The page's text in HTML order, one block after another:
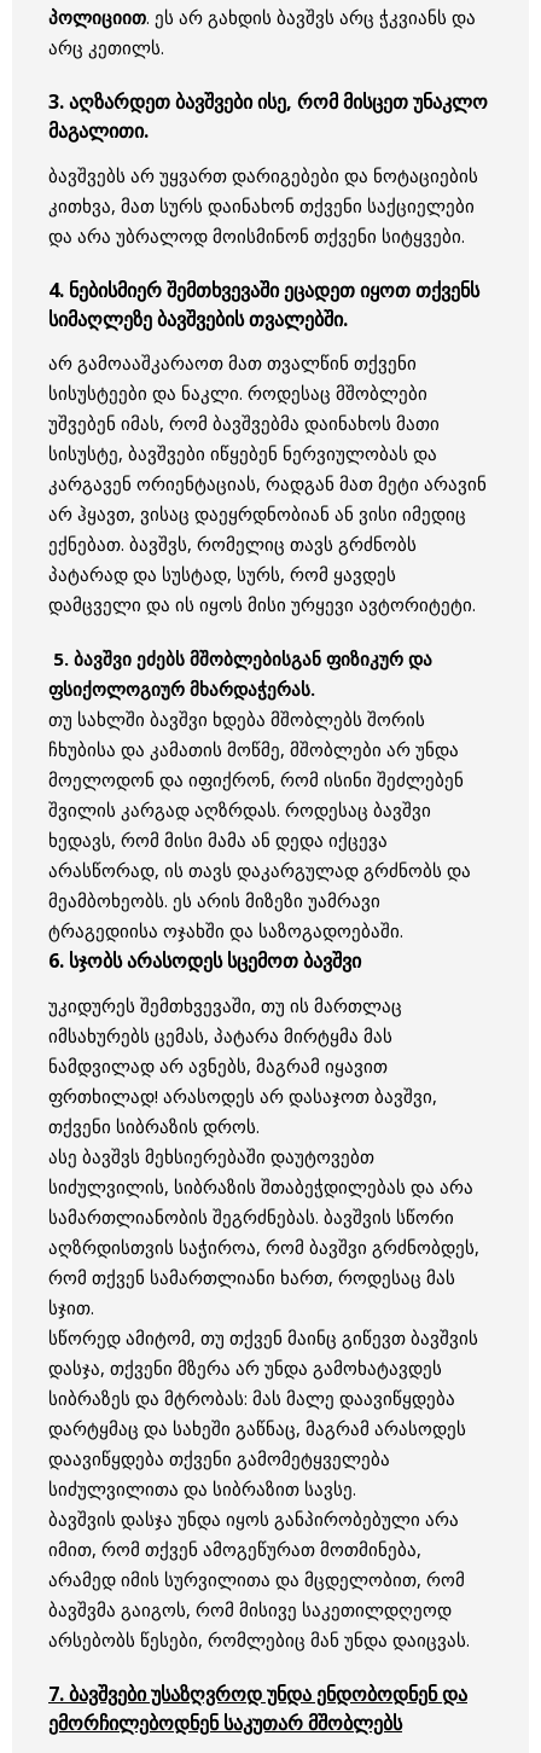
პოლიციით. ეს არ გახდის ბავშვს არც ჭკვიანს და
არც კეთილს.
3. აღზარდეთ ბავშვები ისე, რომ მისცეთ უნაკლო
მაგალითი.
ბავშვებს არ უყვართ დარიგებები და ნოტაციების
კითხვა, მათ სურს დაინახონ თქვენი საქციელები
და არა უბრალოდ მოისმინონ თქვენი სიტყვები.
4. ნებისმიერ შემთხვევაში ეცადეთ იყოთ თქვენს
სიმაღლეზე ბავშვების თვალებში.
არ გამოააშკარაოთ მათ თვალწინ თქვენი
სისუსტეები და ნაკლი. როდესაც მშობლები
უშვებენ იმას, რომ ბავშვებმა დაინახოს მათი
სისუსტე, ბავშვები იწყებენ ნერვიულობას და
კარგავენ ორიენტაციას, რადგან მათ მეტი არავინ
არ ჰყავთ, ვისაც დაეყრდნობიან ან ვისი იმედიც
ექნებათ. ბავშვს, რომელიც თავს გრძნობს
პატარად და სუსტად, სურს, რომ ყავდეს
დამცველი და ის იყოს მისი ურყევი ავტორიტეტი.
5. ბავშვი ეძებს მშობლებისგან ფიზიკურ და
ფსიქოლოგიურ მხარდაჭერას.
თუ სახლში ბავშვი ხდება მშობლებს შორის
ჩხუბისა და კამათის მოწმე, მშობლები არ უნდა
მოელოდონ და იფიქრონ, რომ ისინი შეძლებენ
შვილის კარგად აღზრდას. როდესაც ბავშვი
ხედავს, რომ მისი მამა ან დედა იქცევა
არასწორად, ის თავს დაკარგულად გრძნობს და
მეამბოხეობს. ეს არის მიზეზი უამრავი
ტრაგედიისა ოჯახში და საზოგადოებაში.
6. სჯობს არასოდეს სცემოთ ბავშვი
უკიდურეს შემთხვევაში, თუ ის მართლაც
იმსახურებს ცემას, პატარა მირტყმა მას
ნამდვილად არ ავნებს, მაგრამ იყავით
ფრთხილად! არასოდეს არ დასაჯოთ ბავშვი,
თქვენი სიბრაზის დროს.
ასე ბავშვს მეხსიერებაში დაუტოვებთ
სიძულვილის, სიბრაზის შთაბეჭდილებას და არა
სამართლიანობის შეგრძნებას. ბავშვის სწორი
აღზრდისთვის საჭიროა, რომ ბავშვი გრძნობდეს,
რომ თქვენ სამართლიანი ხართ, როდესაც მას
სჯით.
სწორედ ამიტომ, თუ თქვენ მაინც გიწევთ ბავშვის
დასჯა, თქვენი მზერა არ უნდა გამოხატავდეს
სიბრაზეს და მტრობას: მას მალე დაავიწყდება
დარტყმაც და სახეში გაწნაც, მაგრამ არასოდეს
დაავიწყდება თქვენი გამომეტყველება
სიძულვილითა და სიბრაზით სავსე.
ბავშვის დასჯა უნდა იყოს განპირობებული არა
იმით, რომ თქვენ ამოგეწურათ მოთმინება,
არამედ იმის სურვილითა და მცდელობით, რომ
ბავშვმა გაიგოს, რომ მისივე საკეთილდღეოდ
არსებობს წესები, რომლებიც მან უნდა დაიცვას.
7. ბავშვები უსაზღვროდ უნდა ენდობოდნენ და
ემორჩილებოდნენ საკუთარ მშობლებს